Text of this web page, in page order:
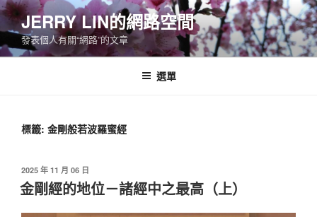
跳
至
主
要
JERRY LIN的網路空間
發表個人有關“網路”的文章
選單
標籤: 金剛般若波羅蜜經
發
佈
於
2025 年 11 月 06 日
金剛經的地位－諸經中之最高（上）